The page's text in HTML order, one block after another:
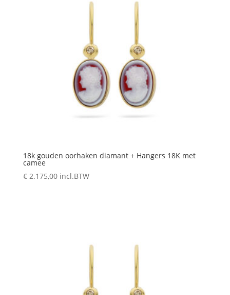
18k gouden oorhaken diamant + Hangers 18K met
camee
€2.175,00 incl.BTW